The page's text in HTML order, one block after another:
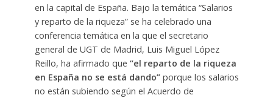
en la capital de España. Bajo la temática “Salarios
y reparto de la riqueza” se ha celebrado una
conferencia temática en la que el secretario
general de UGT de Madrid, Luis Miguel López
Reillo, ha afirmado que “el reparto de la riqueza
en España no se está dando”porque los salarios
no están subiendo según el Acuerdo de